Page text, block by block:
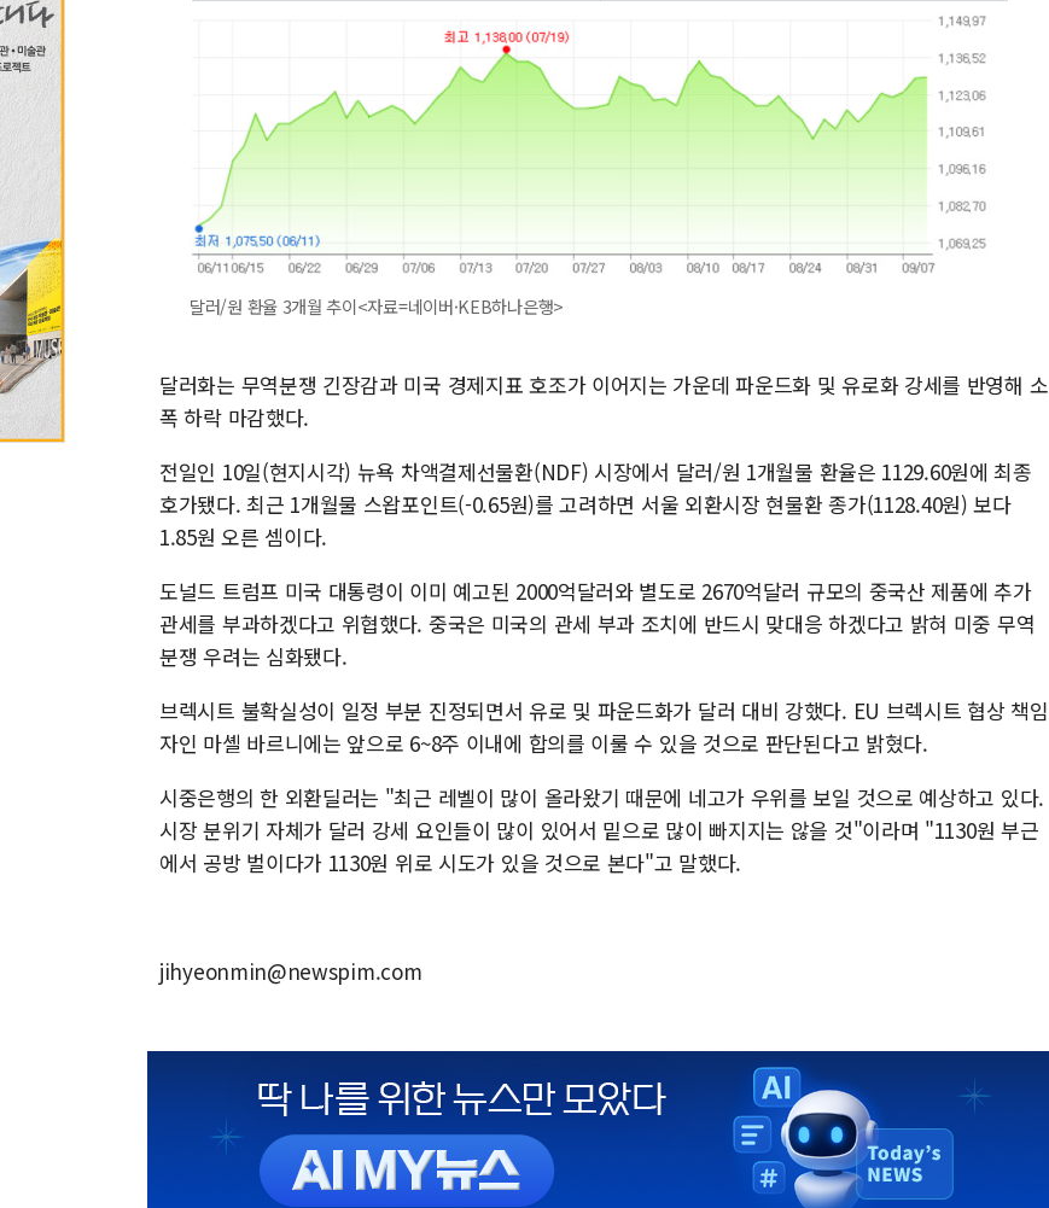
달러/원 환율 3개월 추이<자료=네이버·KEB하나은행>
달러화는 무역분쟁 긴장감과 미국 경제지표 호조가 이어지는 가운데 파운드화 및 유로화 강세를 반영해 소
폭 하락 마감했다.
전일인 10일(현지시각) 뉴욕 차액결제선물환(NDF) 시장에서 달러/원 1개월물 환율은 1129.60원에 최종
호가됐다. 최근 1개월물 스왑포인트(-0.65원)를 고려하면 서울 외환시장 현물환 종가(1128.40원) 보다
1.85원 오른 셈이다.
도널드 트럼프 미국 대통령이 이미 예고된 2000억달러와 별도로 2670억달러 규모의 중국산 제품에 추가
관세를 부과하겠다고 위협했다. 중국은 미국의 관세 부과 조치에 반드시 맞대응 하겠다고 밝혀 미중 무역
분쟁 우려는 심화됐다.
브렉시트 불확실성이 일정 부분 진정되면서 유로 및 파운드화가 달러 대비 강했다. EU 브렉시트 협상 책임
자인 마셸 바르니에는 앞으로 6~8주 이내에 합의를 이룰 수 있을 것으로 판단된다고 밝혔다.
시중은행의 한 외환딜러는 "최근 레벨이 많이 올라왔기 때문에 네고가 우위를 보일 것으로 예상하고 있다.
시장 분위기 자체가 달러 강세 요인들이 많이 있어서 밑으로 많이 빠지지는 않을 것"이라며 "1130원 부근
에서 공방 벌이다가 1130원 위로 시도가 있을 것으로 본다"고 말했다.
jihyeonmin@newspim.com